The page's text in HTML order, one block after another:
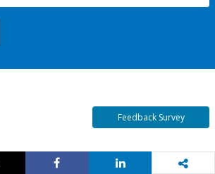
Feedback Survey